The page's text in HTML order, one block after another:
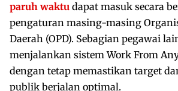
paruh waktu dapat masuk secara
pengaturan masing-masing
Daerah (OPD). Sebagian pegawai
menjalankan sistem Work From
dengan tetap memastikan target
publik berjalan optimal.